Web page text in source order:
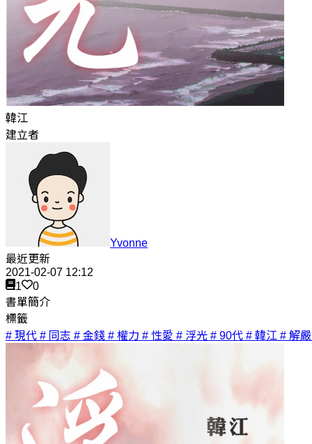
韓江
建立者
Yvonne
最近更新
2021-02-07 12:12
1
0
書單簡介
標籤
# 現代 # 同志 # 金錢 # 權力 # 性愛 # 浮光 # 90代 # 韓江 # 解嚴